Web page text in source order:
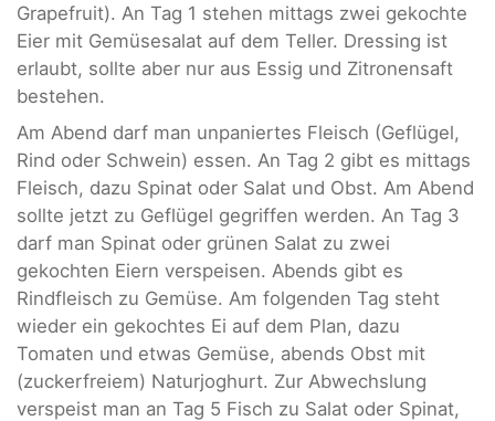
Grapefruit). An Tag 1 stehen mittags zwei gekochte
Eier mit Gemüsesalat auf dem Teller. Dressing ist
erlaubt, sollte aber nur aus Essig und Zitronensaft
bestehen.
Am Abend darf man unpaniertes Fleisch (Geflügel,
Rind oder Schwein) essen. An Tag 2 gibt es mittags
Fleisch, dazu Spinat oder Salat und Obst. Am Abend
sollte jetzt zu Geflügel gegriffen werden. An Tag 3
darf man Spinat oder grünen Salat zu zwei
gekochten Eiern verspeisen. Abends gibt es
Rindfleisch zu Gemüse. Am folgenden Tag steht
wieder ein gekochtes Ei auf dem Plan, dazu
Tomaten und etwas Gemüse, abends Obst mit
(zuckerfreiem) Naturjoghurt. Zur Abwechslung
verspeist man an Tag 5 Fisch zu Salat oder Spinat,